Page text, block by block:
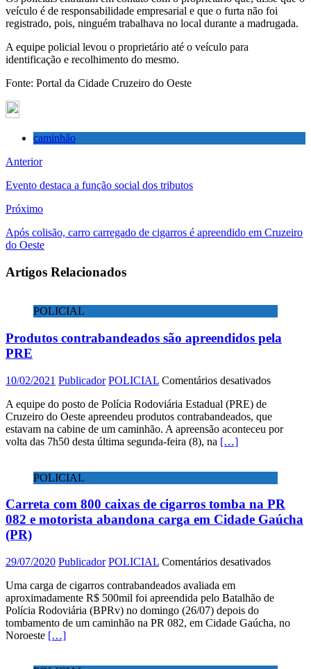
veículo é de responsabilidade empresarial e que o furta não foi
registrado, pois, ninguém trabalhava no local durante a madrugada.
A equipe policial levou o proprietário até o veículo para
identificação e recolhimento do mesmo.
Fonte: Portal da Cidade Cruzeiro do Oeste
caminhão
Anterior
Evento destaca a função social dos tributos
Próximo
Após colisão, carro carregado de cigarros é apreendido em Cruzeiro
do Oeste
Artigos Relacionados
POLICIAL
Produtos contrabandeados são apreendidos pela
PRE
10/02/2021 Publicador POLICIAL Comentários desativadosem
são
A equipe do posto de Polícia Rodoviária Estadual (PRE) de
Cruzeiro do Oeste apreendeu produtos contrabandeados, que
estavam na cabine de um caminhão. A apreensão aconteceu por
volta das 7h50 desta última segunda-feira (8), na […]
POLICIAL
Carreta com 800 caixas de cigarros tomba na PR
082 e motorista abandona carga em Cidade Gaúcha
(PR)
29/07/2020 Publicador POLICIAL Comentários desativadosem
800
de
Uma carga de cigarros contrabandeados avaliada em
aproximadamente R$ 500mil foi apreendida pelo Batalhão de
Polícia Rodoviária (BPRv) no domingo (26/07) depois do
tombamento de um caminhão na PR 082, em Cidade Gaúcha, no
Noroeste […]